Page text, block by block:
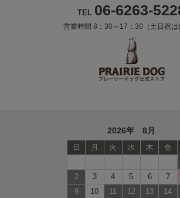
TEL 06-6263-
営業時間 8：30～17：30（土日祝は
2026年 8月
日 月 火 水 木 金
2
3 4 5 6 7
9
10 11 12 13 14